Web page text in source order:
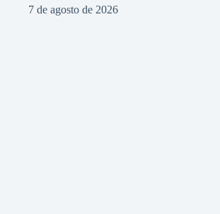
7 de agosto de 2026